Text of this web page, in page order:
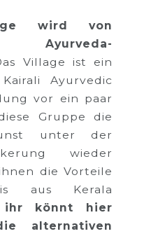
wird von
Ayurveda-
Village ist ein
Ayurvedic
vor ein paar
Gruppe die
unter der
wieder
die Vorteile
aus Kerala
ihr könnt hier
alternativen